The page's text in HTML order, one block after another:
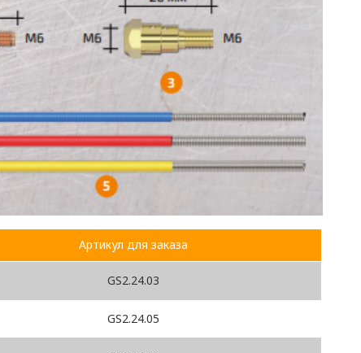
Артикул для заказа
GS2.24.03
GS2.24.05